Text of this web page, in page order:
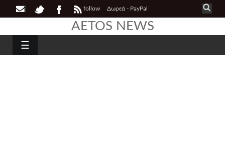
follow Δωρεά - PayPal
AETOS NEWS
☰